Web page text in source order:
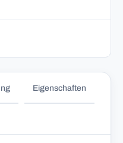
Eigenschaften